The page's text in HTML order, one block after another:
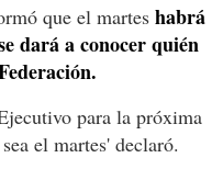
que el martes habrá
dará a conocer quién
para la próxima
el martes' declaró.